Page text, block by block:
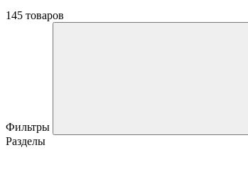
145 товаров
Фильтры
Разделы